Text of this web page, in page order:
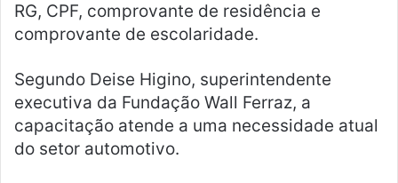
RG, CPF, comprovante de residência e
comprovante de escolaridade.
Segundo Deise Higino, superintendente
executiva da Fundação Wall Ferraz, a
capacitação atende a uma necessidade atual
do setor automotivo.